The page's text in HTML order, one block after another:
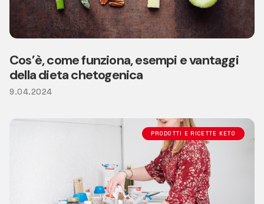
Cos’è, come funziona, esempi e vantaggi
della dieta chetogenica
9.04.2024
PRODOTTI E RICETTE KETO